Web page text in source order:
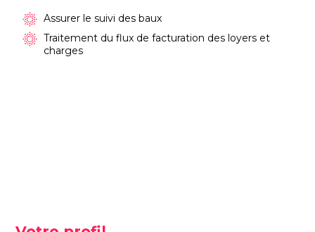
Assurer le suivi des baux
Traitement du flux de facturation des loyers et
charges